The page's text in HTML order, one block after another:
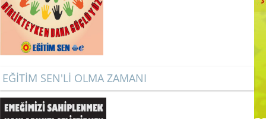
EĞİTİM SEN'Lİ OLMA ZAMANI